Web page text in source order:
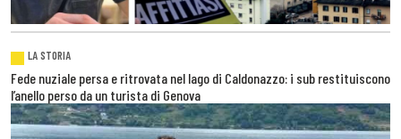
LA STORIA
Fede nuziale persa e ritrovata nel lago di Caldonazzo: i sub restituiscono
l’anello perso da un turista di Genova